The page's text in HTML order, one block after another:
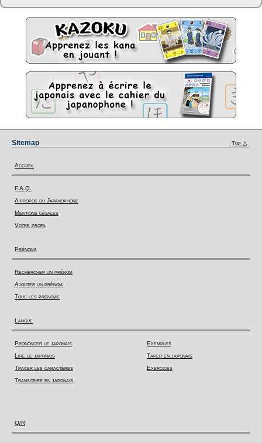
Sitemap Top △
Accueil
F.A.Q.
A propos du Japanophone
Mentions légales
Votre profil
Prénoms
Rechercher un prénom
Ajouter un prénom
Tous les prénoms
Langue
Prononcer le japonais
Lire le japonais
Tracer les caractères
Transcrire en japonais
Exemples
Taper en japonais
Exercices
Q/R